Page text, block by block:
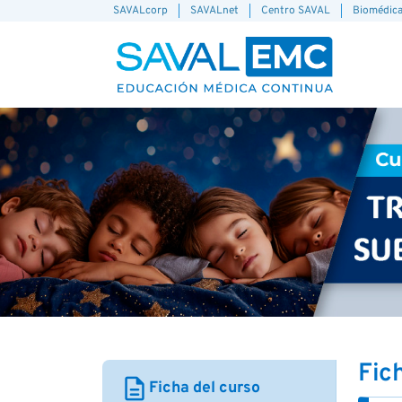
SAVALcorp SAVALnet Centro SAVAL
description Ficha del curso